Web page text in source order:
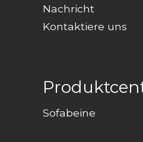
Nachricht
Kontaktiere uns
Sofabeine